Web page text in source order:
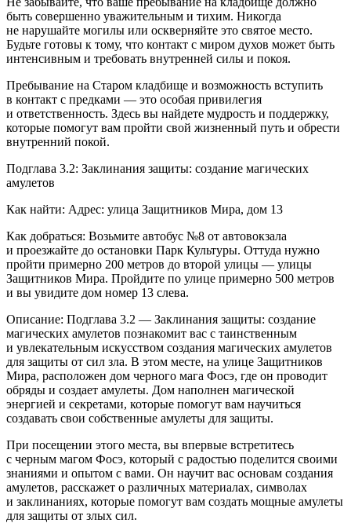
быть совершенно уважительным и тихим. Никогда
не нарушайте могилы или оскверняйте это святое место.
Будьте готовы к тому, что контакт с миром духов может быть
интенсивным и требовать внутренней силы и покоя.
Пребывание на Старом кладбище и возможность вступить
в контакт с предками — это особая привилегия
и ответственность. Здесь вы найдете мудрость и поддержку,
которые помогут вам пройти свой жизненный путь и обрести
внутренний покой.
Подглава 3.2: Заклинания защиты: создание магических
амулетов
Как найти: Адрес: улица Защитников Мира, дом 13
Как добраться: Возьмите автобус №8 от автовокзала
и проезжайте до остановки Парк Культуры. Оттуда нужно
пройти примерно 200 метров до второй улицы — улицы
Защитников Мира. Пройдите по улице примерно 500 метров
и вы увидите дом номер 13 слева.
Описание: Подглава 3.2 — Заклинания защиты: создание
магических амулетов познакомит вас с таинственным
и увлекательным искусством создания магических амулетов
для защиты от сил зла. В этом месте, на улице Защитников
Мира, расположен дом черного мага Фосэ, где он проводит
обряды и создает амулеты. Дом наполнен магической
энергией и секретами, которые помогут вам научиться
создавать свои собственные амулеты для защиты.
При посещении этого места, вы впервые встретитесь
с черным магом Фосэ, который с радостью поделится своими
знаниями и опытом с вами. Он научит вас основам создания
амулетов, расскажет о различных материалах, символах
и заклинаниях, которые помогут вам создать мощные амулеты
для защиты от злых сил.